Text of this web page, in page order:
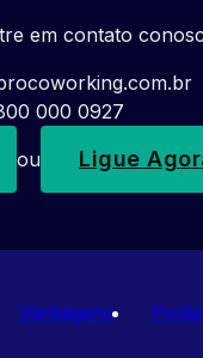
em contato
000 0927
ou Ligue
Vantagens